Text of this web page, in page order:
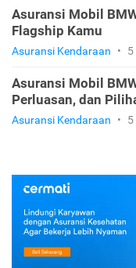
Asuransi Mobil
Flagship Kamu
Asuransi Kendaraan •
Asuransi Mobil
Perluasan, dan
Asuransi Kendaraan •